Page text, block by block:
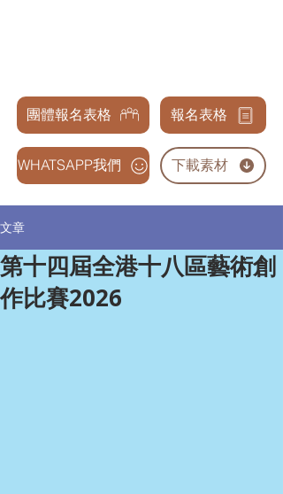
團體報名表格 報名表格
WHATSAPP我們 下載素材
文章
第十四屆全港十八區藝術創
作比賽2026